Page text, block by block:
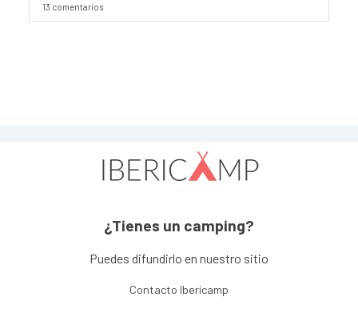
13 comentarios
¿Tienes un camping?
Puedes difundirlo en nuestro sitio
Contacto Ibericamp